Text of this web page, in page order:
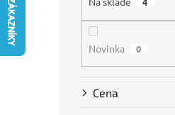
Novinka 0
Cena